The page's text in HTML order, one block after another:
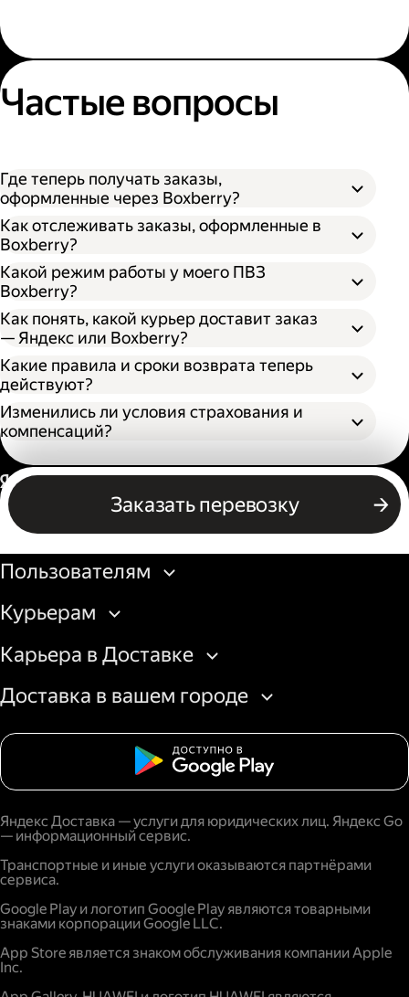
Частые вопросы
Где теперь получать заказы,
оформленные через Boxberry?
Как отслеживать заказы, оформленные в
Boxberry?
Какой режим работы у моего ПВЗ
Boxberry?
Как понять, какой курьер доставит заказ
— Яндекс или Boxberry?
Какие правила и сроки возврата теперь
действуют?
Изменились ли условия страхования и
компенсаций?
Заказать перевозку
Россия
Бизнесу
Пользователям
Курьерам
Карьера в Доставке
Доставка в вашем городе
Яндекс Доставка — услуги для юридических лиц. Яндекс Go
— информационный сервис.
Транспортные и иные услуги оказываются партнёрами
сервиса.
Google Play и логотип Google Play являются товарными
знаками корпорации Google LLC.
App Store является знаком обслуживания компании Apple
Inc.